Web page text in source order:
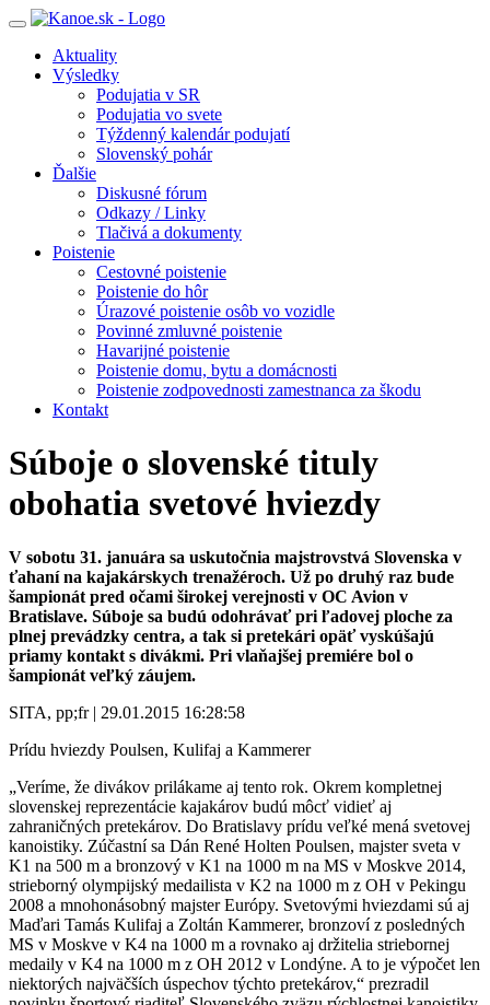
Toggle
navigationAktuality
Výsledky
Podujatia v SR
Podujatia vo svete
Týždenný kalendár podujatí
Slovenský pohár
Ďalšie
Diskusné fórum
Odkazy / Linky
Tlačivá a dokumenty
Poistenie
Cestovné poistenie
Poistenie do hôr
Úrazové poistenie osôb vo vozidle
Povinné zmluvné poistenie
Havarijné poistenie
Poistenie domu, bytu a domácnosti
Poistenie zodpovednosti zamestnanca za škodu
Kontakt
Súboje o slovenské tituly
obohatia svetové hviezdy
V sobotu 31. januára sa uskutočnia majstrovstvá Slovenska v
ťahaní na kajakárskych trenažéroch. Už po druhý raz bude
šampionát pred očami širokej verejnosti v OC Avion v
Bratislave. Súboje sa budú odohrávať pri ľadovej ploche za
plnej prevádzky centra, a tak si pretekári opäť vyskúšajú
priamy kontakt s divákmi. Pri vlaňajšej premiére bol o
šampionát veľký záujem.
SITA, pp;fr | 29.01.2015 16:28:58
Prídu hviezdy Poulsen, Kulifaj a Kammerer
„Veríme, že divákov prilákame aj tento rok. Okrem kompletnej
slovenskej reprezentácie kajakárov budú môcť vidieť aj
zahraničných pretekárov. Do Bratislavy prídu veľké mená svetovej
kanoistiky. Zúčastní sa Dán René Holten Poulsen, majster sveta v
K1 na 500 m a bronzový v K1 na 1000 m na MS v Moskve 2014,
strieborný olympijský medailista v K2 na 1000 m z OH v Pekingu
2008 a mnohonásobný majster Európy. Svetovými hviezdami sú aj
Maďari Tamás Kulifaj a Zoltán Kammerer, bronzoví z posledných
MS v Moskve v K4 na 1000 m a rovnako aj držitelia striebornej
medaily v K4 na 1000 m z OH 2012 v Londýne. A to je výpočet len
niektorých najväčších úspechov týchto pretekárov,“ prezradil